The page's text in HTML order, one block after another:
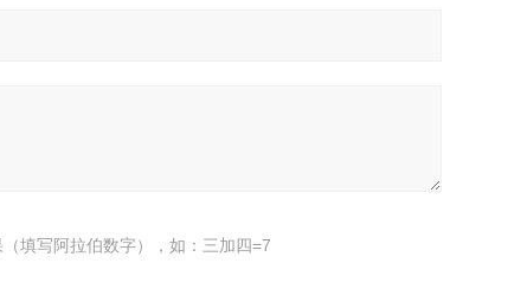
填写阿拉伯数字），如：三加四=7